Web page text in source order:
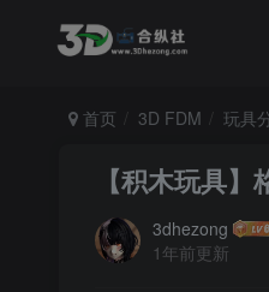
首页 3D FDM 玩具
【积木玩具
3dhezong
1年前更新